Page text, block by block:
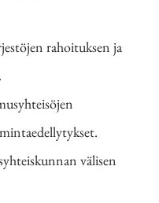
rahoituksen ja
välisen